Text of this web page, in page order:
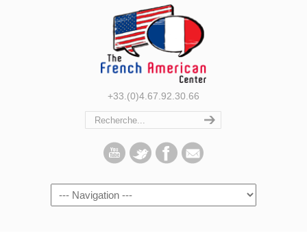
+33.(0)4.67.92.30.66
Navigation